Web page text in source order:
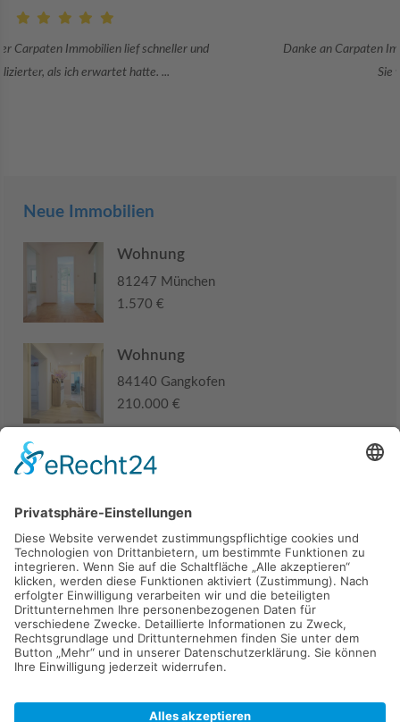
Danke an Carpaten Immobilien und besonders an Frau Adriana Sarca.
Sie war viele Monate mehr als ...
Neue Immobilien
Wohnung
81247 München
1.570 €
Wohnung
84140 Gangkofen
210.000 €
Haus
285.000 €
Kaufen Verkaufen Mieten Vermieten
Kontakt Impressum